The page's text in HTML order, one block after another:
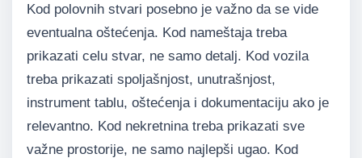
Kod polovnih stvari posebno je važno da se vide
eventualna oštećenja. Kod nameštaja treba
prikazati celu stvar, ne samo detalj. Kod vozila
treba prikazati spoljašnjost, unutrašnjost,
instrument tablu, oštećenja i dokumentaciju ako je
relevantno. Kod nekretnina treba prikazati sve
važne prostorije, ne samo najlepši ugao. Kod